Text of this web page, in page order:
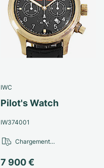
IWC
Pilot's Watch
IW374001
7 900 €
Chargement…